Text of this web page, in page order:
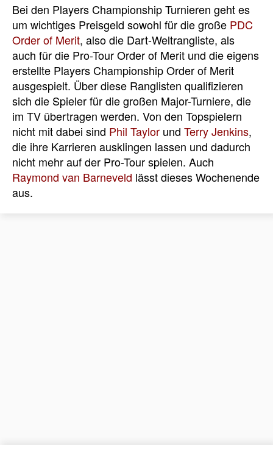
Bei den Players Championship Turnieren geht es
um wichtiges Preisgeld sowohl für die große PDC
Order of Merit, also die Dart-Weltrangliste, als
auch für die Pro-Tour Order of Merit und die eigens
erstellte Players Championship Order of Merit
ausgespielt. Über diese Ranglisten qualifizieren
sich die Spieler für die großen Major-Turniere, die
im TV übertragen werden. Von den Topspielern
nicht mit dabei sind Phil Taylor und Terry Jenkins,
die ihre Karrieren ausklingen lassen und dadurch
nicht mehr auf der Pro-Tour spielen. Auch
Raymond van Barneveld lässt dieses Wochenende
aus.